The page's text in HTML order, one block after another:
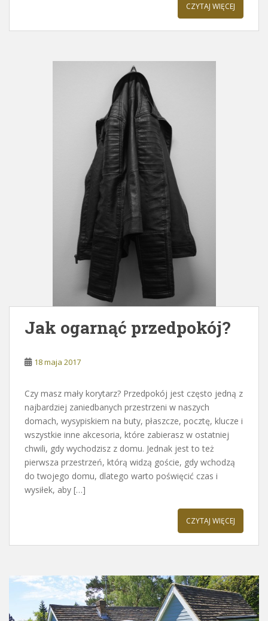
CZYTAJ WIĘCEJ
Jak ogarnąć przedpokój?
18 maja 2017
Czy masz mały korytarz? Przedpokój jest często jedną z
najbardziej zaniedbanych przestrzeni w naszych
domach, wysypiskiem na buty, płaszcze, pocztę, klucze i
wszystkie inne akcesoria, które zabierasz w ostatniej
chwili, gdy wychodzisz z domu. Jednak jest to też
pierwsza przestrzeń, którą widzą goście, gdy wchodzą
do twojego domu, dlatego warto poświęcić czas i
wysiłek, aby […]
CZYTAJ WIĘCEJ